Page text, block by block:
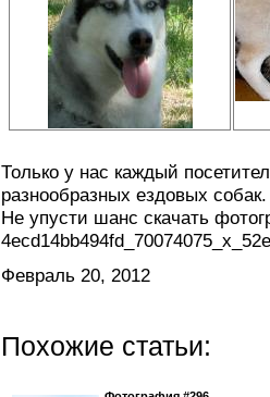
Только у нас каждый
разнообразных ездовых собак.
Не упусти шанс скачать
Февраль 20, 2012
Похожие статьи: